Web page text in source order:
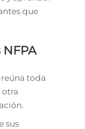
que
toda
sus